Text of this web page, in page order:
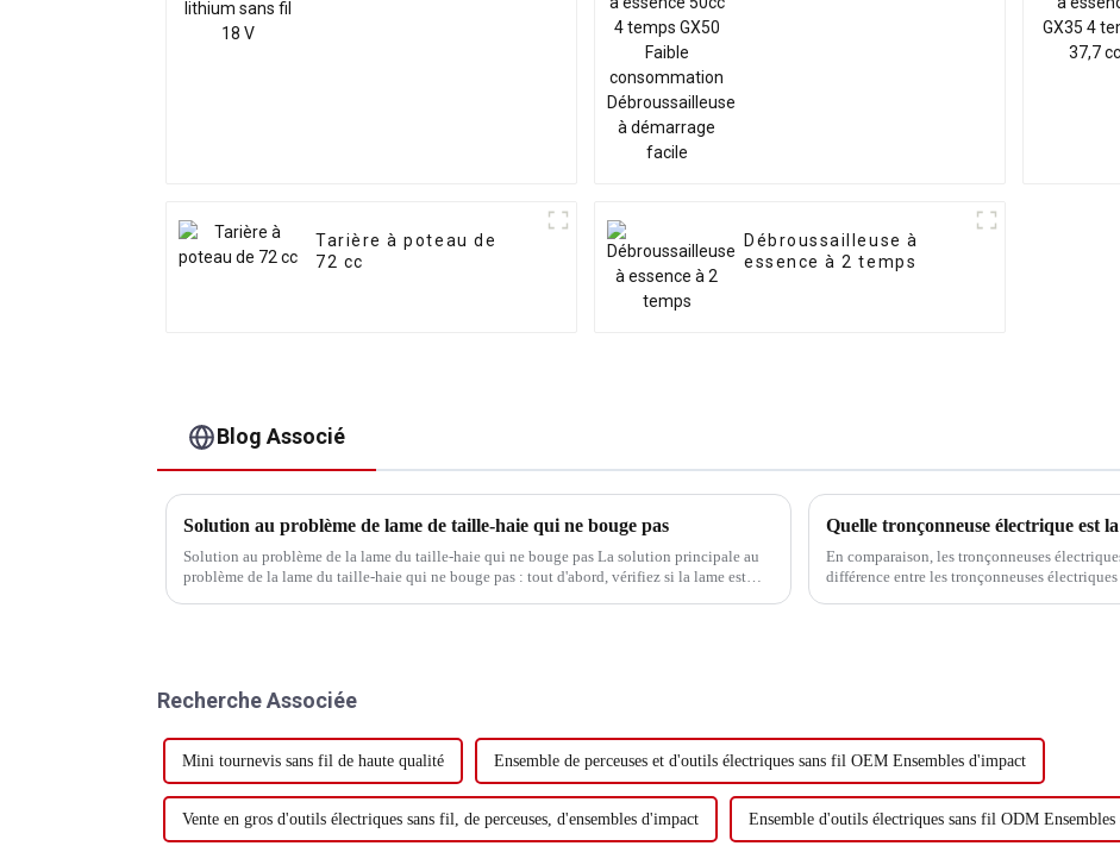
Tarière à poteau de
72 cc
Débroussailleuse à
essence à 2 temps
Blog Associé
Solution au problème de lame de taille-haie qui ne bouge pas
Solution au problème de la lame du taille-haie qui ne bouge pas ‌La solution principale au
problème de la lame du taille-haie qui ne bouge pas : tout d'abord, vérifiez si la lame est
En comparaison, les tronçonneuses
différence entre les tronçonneuses
Recherche Associée
Mini tournevis sans fil de haute qualité Ensemble de perceuses et d'outils électriques sans fil OEM Ensembles d'impact
Vente en gros d'outils électriques sans fil, de perceuses, d'ensembles d'impact Ensemble d'outils électriques sans fil ODM Ensembles